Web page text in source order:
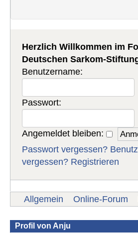
Herzlich Willkommen im
Deutschen Sarkom-
Benutzername:
Passwort:
Angemeldet bleiben:
Passwort vergessen?
vergessen? Registrieren
Allgemein Online-Forum
Profil von Anju